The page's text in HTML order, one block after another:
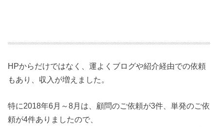
HPからだけではなく、運よくブログや紹介経由での依頼
もあり、収入が増えました。
特に2018年6月～8月は、顧問のご依頼が3件、単発のご依
頼が4件ありましたので、